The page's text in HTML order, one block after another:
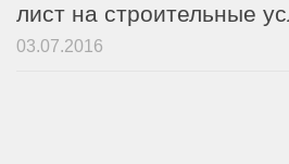
лист на строительные
03.07.2016